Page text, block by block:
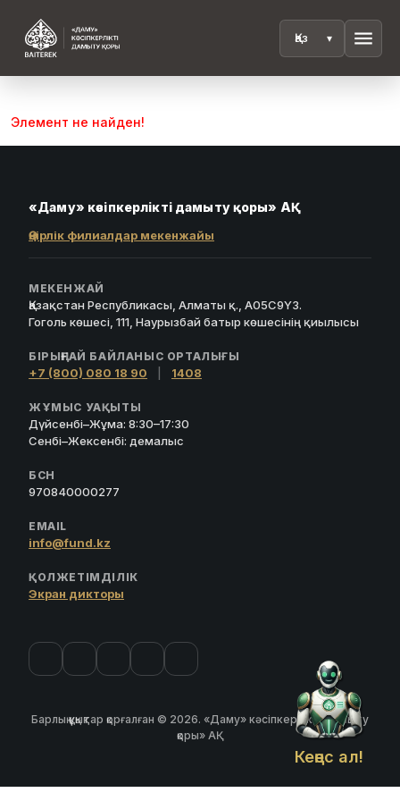
menu
Кеңес ал!
Элемент не найден!
«Даму» кәсіпкерлікті дамыту қоры» АҚ
Өңірлік филиалдар мекенжайы
МЕКЕНЖАЙ
Қазақстан Республикасы, Алматы қ., A05C9Y3.
Гоголь көшесі, 111, Наурызбай батыр көшесінің қиылысы
БІРЫҢҒАЙ БАЙЛАНЫС ОРТАЛЫҒЫ
+7 (800) 080 18 90 1408
ЖҰМЫС УАҚЫТЫ
Дүйсенбі–Жұма: 8:30–17:30
Сенбі–Жексенбі: демалыс
БСН
970840000277
EMAIL
info@fund.kz
ҚОЛЖЕТІМДІЛІК
Экран дикторы
Барлық құқықтар қорғалған © 2026. «Даму» кәсіпкерлікті дамыту
қоры» АҚ